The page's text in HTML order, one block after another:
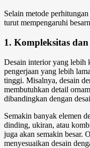
Selain metode
turut mempengaruhi
1. Kompleksitas
Desain interior yang lebih
pengerjaan yang lebih
tinggi. Misalnya, desain
membutuhkan detail
dibandingkan dengan
Semakin banyak elemen
dinding, ukiran, atau
juga akan semakin besar.
menyesuaikan desain